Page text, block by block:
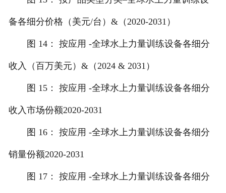
备各细分价格（美元/台）&（2020-2031）
图 14： 按应用 -全球水上力量训练设备各细分
收入（百万美元）&（2024 & 2031）
图 15： 按应用 -全球水上力量训练设备各细分
收入市场份额2020-2031
图 16： 按应用 -全球水上力量训练设备各细分
销量份额2020-2031
图 17： 按应用 -全球水上力量训练设备各细分